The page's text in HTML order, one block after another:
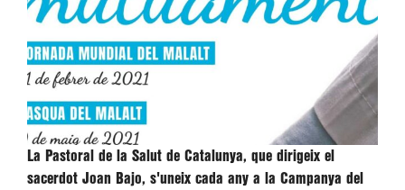
La Pastoral de la Salut de Catalunya, que dirigeix el
sacerdot Joan Bajo, s'uneix cada any a la Campanya del